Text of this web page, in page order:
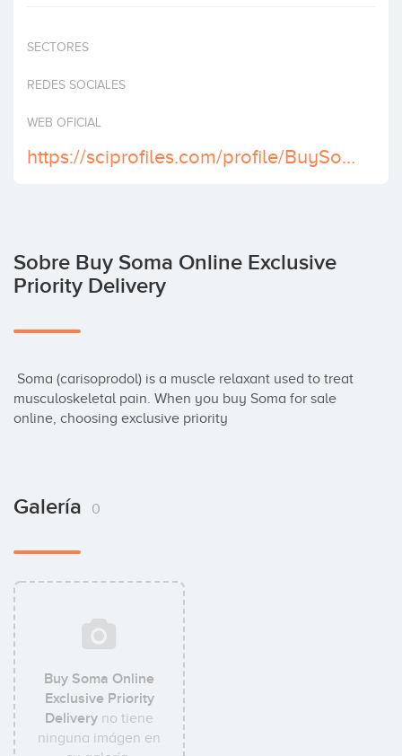
SECTORES
REDES SOCIALES
WEB OFICIAL
https://sciprofiles.com/profile/BuySomaOnlineQuickNoHassleDelivery
Sobre Buy Soma Online Exclusive
Priority Delivery
musculoskeletal pain. When you buy Soma for sale
online, choosing exclusive priority
Galería 0
Buy Soma Online
Exclusive Priority
Delivery no tiene
ninguna imágen en